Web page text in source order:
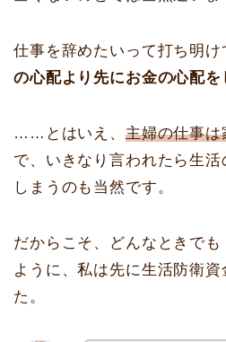
仕事を辞めたいって打ち明け
の心配より先にお金の心配を
……とはいえ、 主婦の仕事
で、いきなり言われたら生
しまうのも当然です。
だからこそ、どんなときで
ように、私は先に生活防衛
た。